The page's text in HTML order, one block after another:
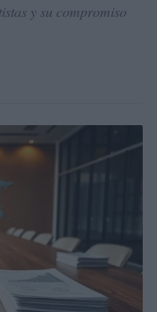
y su compromiso